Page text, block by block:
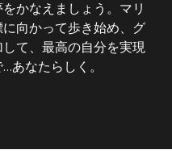
かなえましょう。マリ
向かって歩き始め、グ
て、最高の自分を実現
あなたらしく。